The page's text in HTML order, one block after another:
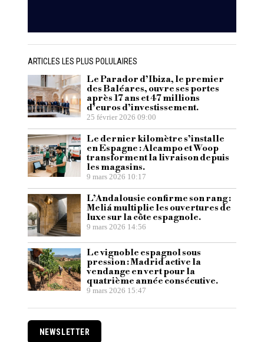
ARTICLES LES PLUS POLULAIRES
Le Parador d’Ibiza, le premier
des Baléares, ouvre ses portes
après 17 ans et 47 millions
d’euros d’investissement.
25 février 2026 09:00
Le dernier kilomètre s’installe
en Espagne : Alcampo et Woop
transforment la livraison depuis
les magasins.
9 mars 2026 10:17
L’Andalousie confirme son rang :
Meliá multiplie les ouvertures de
luxe sur la côte espagnole.
9 mars 2026 14:56
Le vignoble espagnol sous
pression : Madrid active la
vendange en vert pour la
quatrième année consécutive.
9 mars 2026 15:47
NEWSLETTER